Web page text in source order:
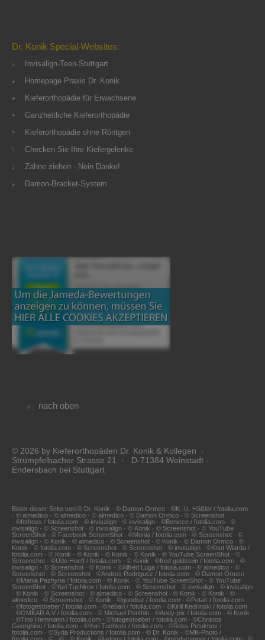
Dr. Konik Special-Websites:
Invisalign-Teen-Stuttgart
Homepage Praxis Dr. Konik
Kieferorthopädie für Erwachsene
Ganzheitliche Kieferorthopädie
Kieferorthopädie ohne Röntgen
Checken Sie Ihre Kiefergelenke
Zähne ziehen - Nein Danke!
Damon-Bracket-System
nach oben
© 2026 by Kieferorthopäden Dr. Konik & Kollegen ·
Strümpfelbacher Strasse 21 · D-71384 Weinstadt -
Endersbach bei Stuttgart
Bilder dieser Seite von:© Dr. Konik · © Damon Ormco · ©K.-U. Häßler / fotolia.com
· © almedico · © almedico · © almedico · © Damon Ormco · © Screenshot
· ©fothoss / fotolia.com · © invisalign · © invisalign · ©Benicce / fotolia.com · ©
invisalign · © Screenshot · © invisalign · © Konik · © Screenshot · © YouTube
ScreenShot · © Facebook ScreenShot · ©Monia / fotolia.com · © Screenshot · ©
invisalign · © Konik · © almedico · © Screenshot · © Konik · © Damon Ormco · ©
Konik · © fotolia.com · © Screenshot · © Screenshot · © invisalign · ©Knut Wiarda /
fotolia.com · © Konik · © Konik · © Konik · © Konik · © YouTube ScreenShot · ©
Screenshot · ©Udo Hoeft / fotolia.com · © Konik · ©fred goldstein / fotolia.com · ©
invisalign · © Screenshot · © Konik · ©Alfred Luga / fotolia.com · © almedico · ©
Screenshot · © Screenshot · ©Andres Rodriguez / fotolia.com · © Damon Ormco
· ©Mariia Pazhyna / fotolia.com · © Konik · © YouTube ScreenShot · © YouTube
ScreenShot · ©Yuri Tuchkov / fotolia.com · © Screenshot · © invisalign · © invisalign
· © Konik · © Screenshot · © almedico · © Screenshot · © Konik · © Konik · ©
almedico · © Screenshot · © Konik · ©goodluz / fotolia.com · ©Petair / fotolia.com
· ©fotogestoeber / fotolia.com · ©nebari / fotolia.com · ©Kirill Kedrinski / fotolia.com
· ©OMKAR A.V / fotolia.com · © Michael Penthin · ©Andy-pix / fotolia.com · © Konik
· ©Tino Hemmann / fotolia.com · ©fotogestoeber / fotolia.com · ©Christos
Georghiou / fotolia.com · ©Yuri Tuchkov / fotolia.com · ©Ross Petukhov /
fotolia.com · ©Syda Productions / fotolia.com · © Dr. Konik · ©MK-Photo /